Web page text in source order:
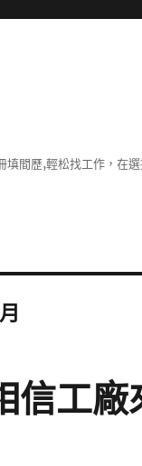
填間歷,輕松找工作，在
信工